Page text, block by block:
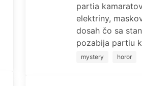
partia
elektriny,
dosah čo sa
pozabija partiu
mystery horor